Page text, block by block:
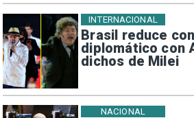
Brasil reduce
diplomático con
dichos de Milei
INTERNACIONAL
NACIONAL